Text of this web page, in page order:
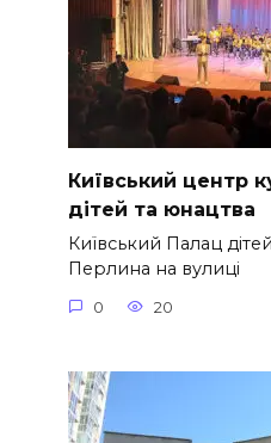
Київський центр
дітей та юнацтва
Київський Палац
Перлина на вулиці
0 20